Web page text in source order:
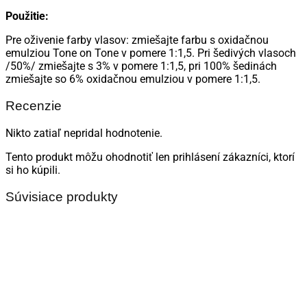
Použitie:
Pre oživenie farby vlasov: zmiešajte farbu s oxidačnou
emulziou Tone on Tone v pomere 1:1,5. Pri šedivých vlasoch
/50%/ zmiešajte s 3% v pomere 1:1,5, pri 100% šedinách
zmiešajte so 6% oxidačnou emulziou v pomere 1:1,5.
Recenzie
Nikto zatiaľ nepridal hodnotenie.
Tento produkt môžu ohodnotiť len prihlásení zákazníci, ktorí
si ho kúpili.
Súvisiace produkty